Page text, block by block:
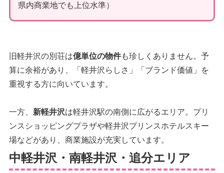
県内商業地でも上位水準）
旧軽井沢の別荘は億単位の物件も珍しくありません。予
算に余裕があり、「軽井沢らしさ」「ブランド価値」を
重視する方に向いています。
一方、 新軽井沢は軽井沢駅の南側に広がるエリア。プリ
ンスショッピングプラザや軽井沢プリンスホテルスキー
場などがあり、商業施設が充実しています。
中軽井沢・南軽井沢・追分エリア